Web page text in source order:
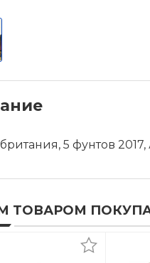
5 фунтов
ТОВАРОМ